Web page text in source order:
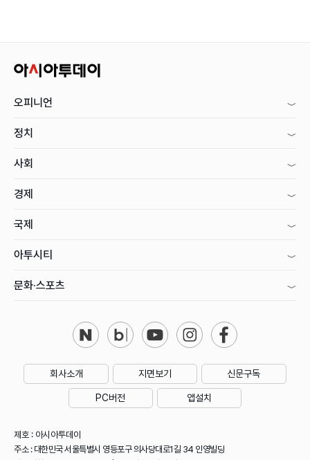
오피니언
정치
사회
경제
국제
아투시티
문화·스포츠
회사소개 지면보기 신문구독
PC버전 앱설치
제호 : 아시아투데이
주소 : 대한민국 서울특별시 영등포구 의사당대로1길 34 인영빌딩